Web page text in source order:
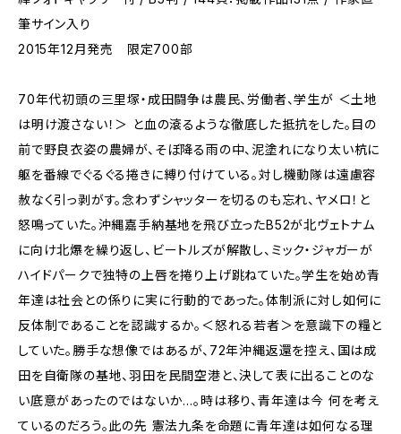
筆サイン入り
2015年12月発売 限定700部
70年代初頭の三里塚・成田闘争は農民、労働者、学生が ＜土地
は明け渡さない！＞ と血の滾るような徹底した抵抗をした。目の
前で野良衣姿の農婦が、そぼ降る雨の中、泥塗れになり太い杭に
躯を番線でぐるぐる捲きに縛り付けている。対し機動隊は遠慮容
赦なく引っ剥がす。念わずシャッターを切るのも忘れ、ヤメロ！と
怒鳴っていた。沖縄嘉手納基地を飛び立ったB52が北ヴェトナム
に向け北爆を繰り返し、ビートルズが解散し、ミック・ジャガーが
ハイドパークで独特の上唇を捲り上げ跳ねていた。学生を始め青
年達は社会との係りに実に行動的であった。体制派に対し如何に
反体制であることを認識するか。＜怒れる若者＞を意識下の糧と
していた。勝手な想像ではあるが、72年沖縄返還を控え、国は成
田を自衛隊の基地、羽田を民間空港と、決して表に出ることのな
い底意があったのではないか…。時は移り、青年達は今 何を考え
ているのだろう。此の先 憲法九条を命題に青年達は如何なる理